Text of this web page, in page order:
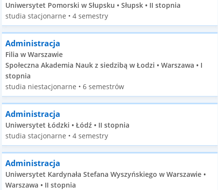
Uniwersytet Pomorski w Słupsku • Słupsk • II stopnia
studia stacjonarne • 4 semestry
Administracja
Filia w Warszawie
Społeczna Akademia Nauk z siedzibą w Łodzi • Warszawa • I
stopnia
studia niestacjonarne • 6 semestrów
Administracja
Uniwersytet Łódzki • Łódź • II stopnia
studia stacjonarne • 4 semestry
Administracja
Uniwersytet Kardynała Stefana Wyszyńskiego w Warszawie •
Warszawa • II stopnia